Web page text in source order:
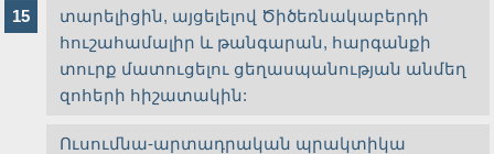
տարելիցին, այցելելով Ծիծեռնակաբերդի
հուշահամալիր և թանգարան, հարգանքի
տուրք մատուցելու ցեղասպանության անմեղ
զոհերի հիշատակին:
Ուսումնա-արտադրական պրակտիկա